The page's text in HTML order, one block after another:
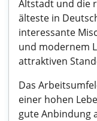
Altstadt und die
älteste in
interessante
und modernem
attraktiven
Das
einer hohen
gute Anbindung